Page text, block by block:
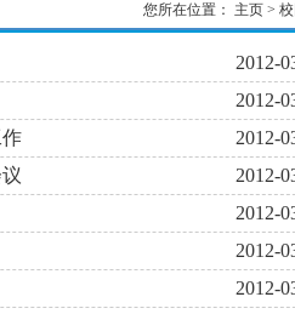
您所在位置： 主页 >
2012-
2012-
2012-
2012-
2012-
2012-
2012-